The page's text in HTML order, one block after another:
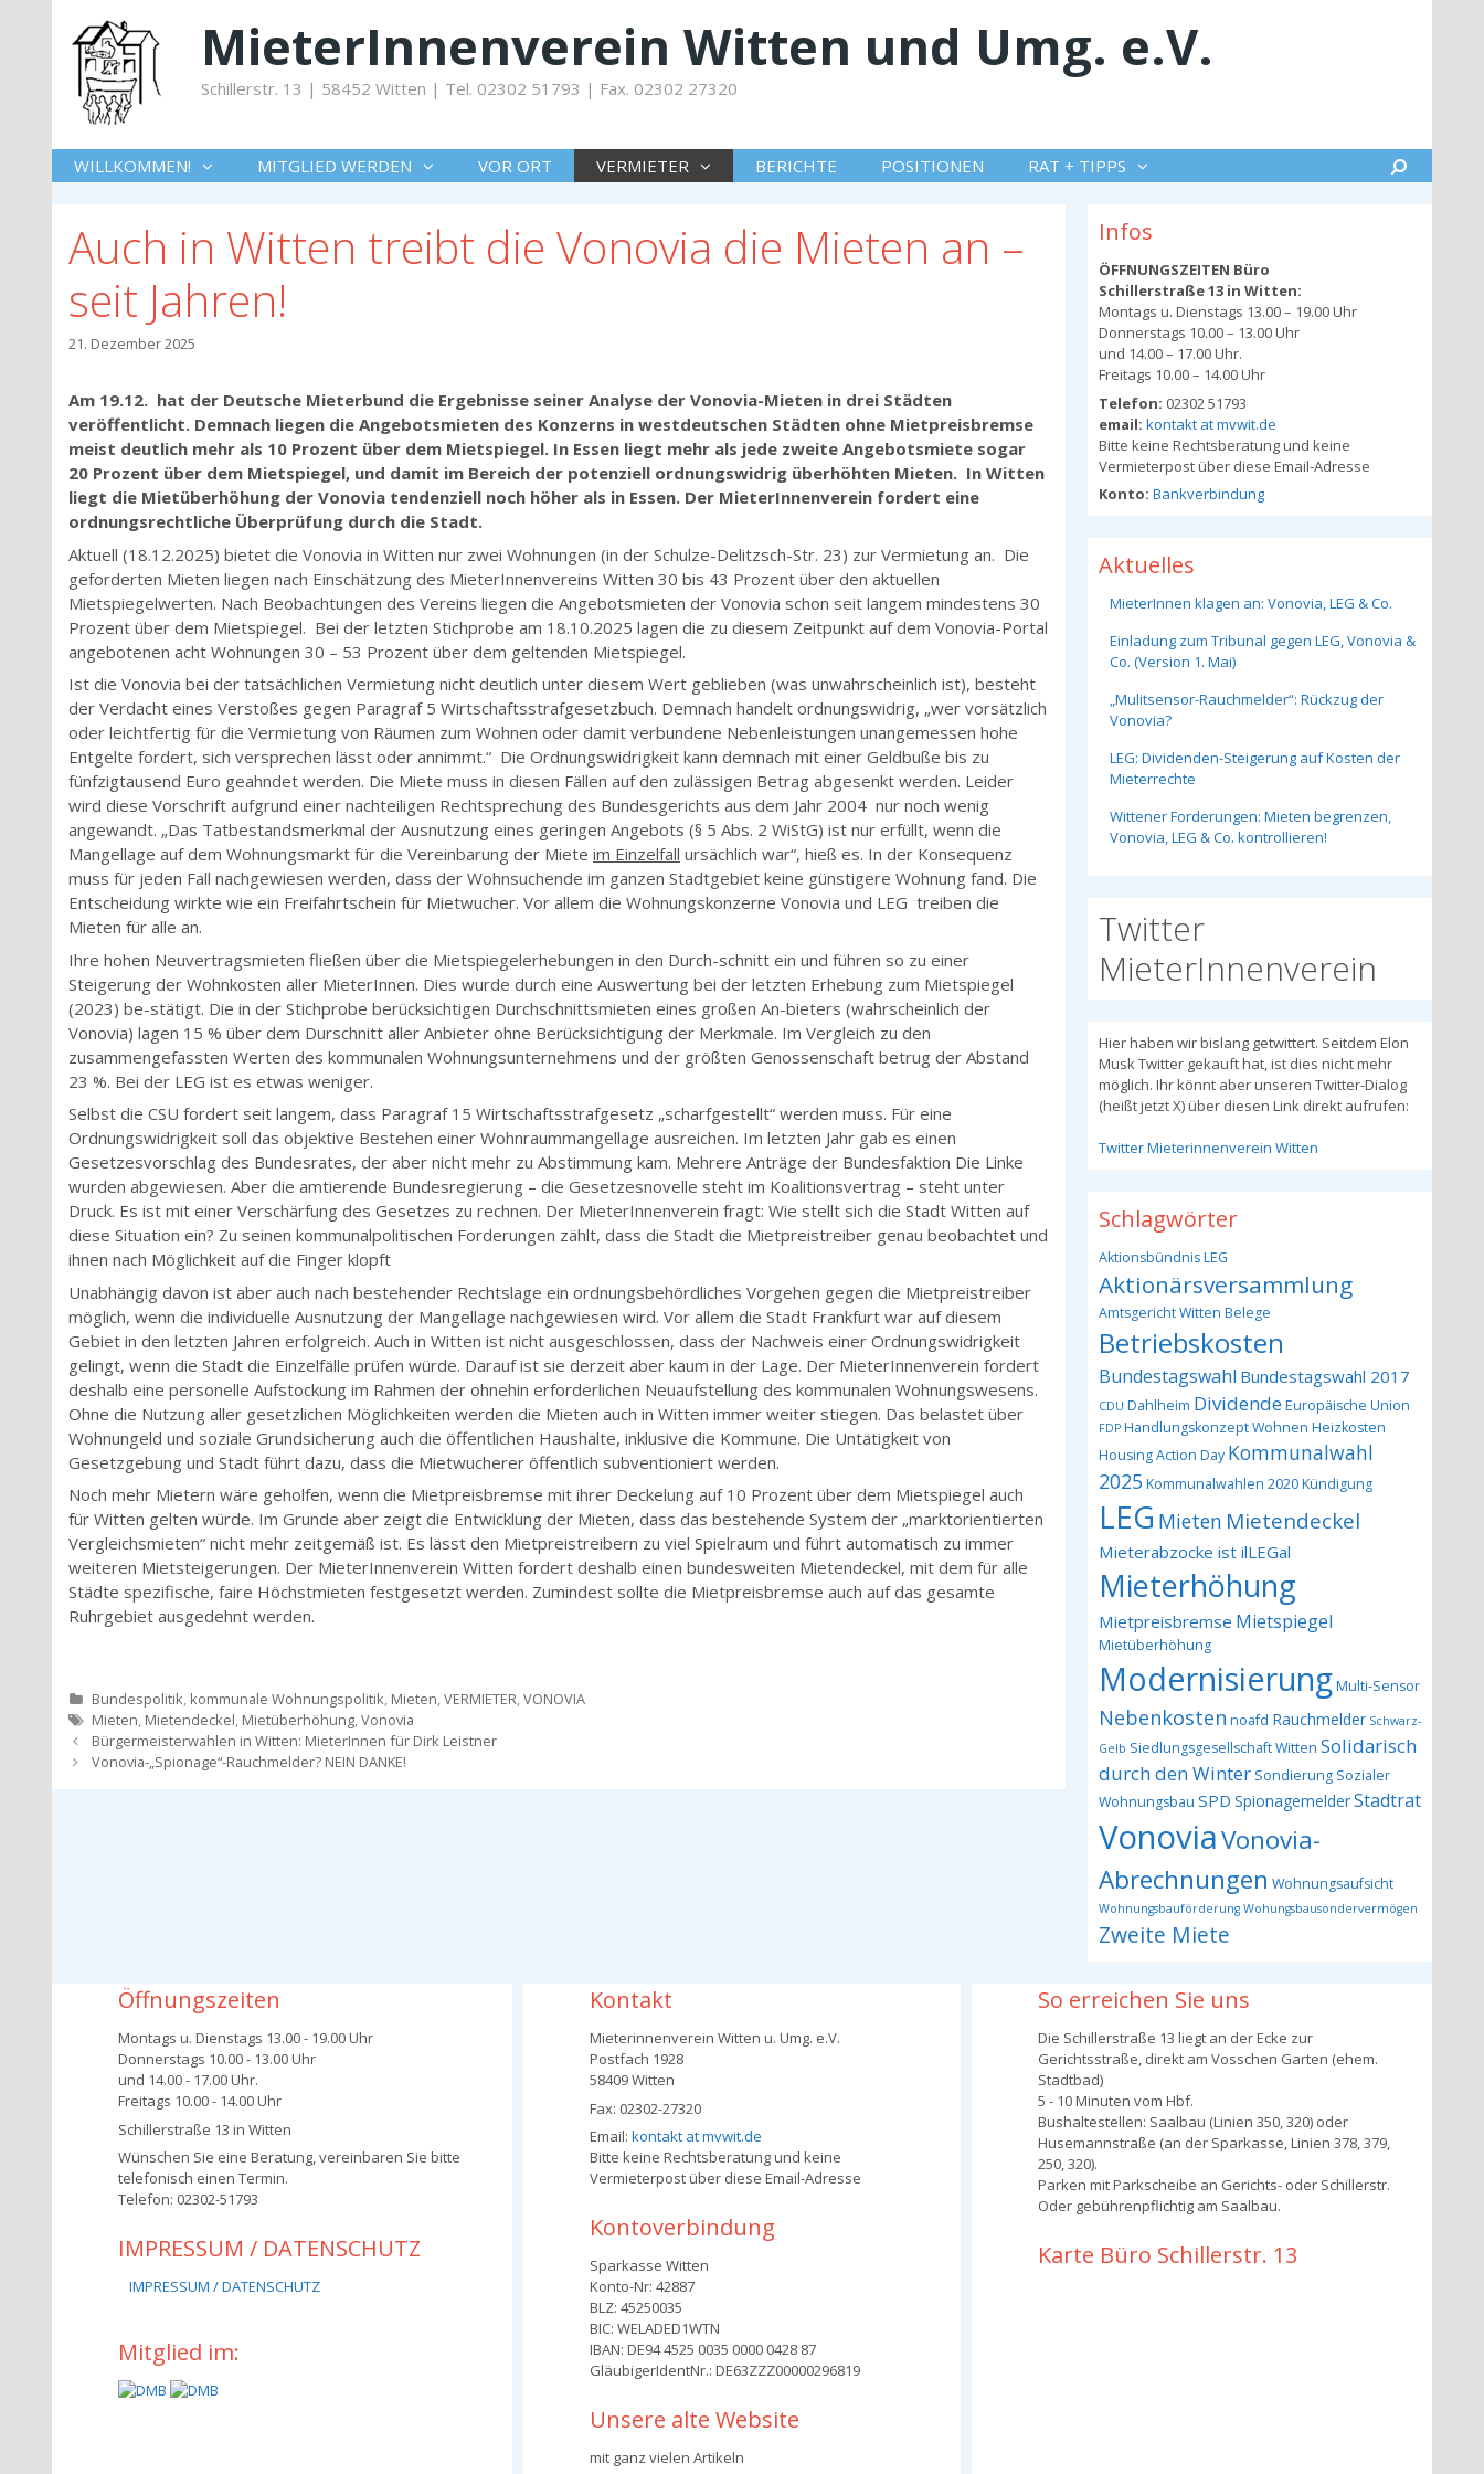
MieterInnenverein Witten und Umg. e.V.
Schillerstr. 13 | 58452 Witten | Tel. 02302 51793 | Fax. 02302 27320
WILLKOMMEN! MITGLIED WERDEN VOR ORT VERMIETER BERICHTE POSITIONEN RAT + TIPPS
Auch in Witten treibt die Vonovia die Mieten an –
seit Jahren!
21. Dezember 2025
Am 19.12. hat der Deutsche Mieterbund die Ergebnisse seiner Analyse der Vonovia-Mieten in drei Städten
veröffentlicht. Demnach liegen die Angebotsmieten des Konzerns in westdeutschen Städten ohne Mietpreisbremse
meist deutlich mehr als 10 Prozent über dem Mietspiegel. In Essen liegt mehr als jede zweite Angebotsmiete sogar
20 Prozent über dem Mietspiegel, und damit im Bereich der potenziell ordnungswidrig überhöhten Mieten. In Witten
liegt die Mietüberhöhung der Vonovia tendenziell noch höher als in Essen. Der MieterInnenverein fordert eine
ordnungsrechtliche Überprüfung durch die Stadt.
Aktuell (18.12.2025) bietet die Vonovia in Witten nur zwei Wohnungen (in der Schulze-Delitzsch-Str. 23) zur Vermietung an. Die
geforderten Mieten liegen nach Einschätzung des MieterInnenvereins Witten 30 bis 43 Prozent über den aktuellen
Mietspiegelwerten. Nach Beobachtungen des Vereins liegen die Angebotsmieten der Vonovia schon seit langem mindestens 30
Prozent über dem Mietspiegel. Bei der letzten Stichprobe am 18.10.2025 lagen die zu diesem Zeitpunkt auf dem Vonovia-Portal
angebotenen acht Wohnungen 30 – 53 Prozent über dem geltenden Mietspiegel.
Ist die Vonovia bei der tatsächlichen Vermietung nicht deutlich unter diesem Wert geblieben (was unwahrscheinlich ist), besteht
der Verdacht eines Verstoßes gegen Paragraf 5 Wirtschaftsstrafgesetzbuch. Demnach handelt ordnungswidrig, „wer vorsätzlich
oder leichtfertig für die Vermietung von Räumen zum Wohnen oder damit verbundene Nebenleistungen unangemessen hohe
Entgelte fordert, sich versprechen lässt oder annimmt.“ Die Ordnungswidrigkeit kann demnach mit einer Geldbuße bis zu
fünfzigtausend Euro geahndet werden. Die Miete muss in diesen Fällen auf den zulässigen Betrag abgesenkt werden. Leider
wird diese Vorschrift aufgrund einer nachteiligen Rechtsprechung des Bundesgerichts aus dem Jahr 2004 nur noch wenig
angewandt. „Das Tatbestandsmerkmal der Ausnutzung eines geringen Angebots (§ 5 Abs. 2 WiStG) ist nur erfüllt, wenn die
Mangellage auf dem Wohnungsmarkt für die Vereinbarung der Miete im Einzelfall ursächlich war“, hieß es. In der Konsequenz
muss für jeden Fall nachgewiesen werden, dass der Wohnsuchende im ganzen Stadtgebiet keine günstigere Wohnung fand. Die
Entscheidung wirkte wie ein Freifahrtschein für Mietwucher. Vor allem die Wohnungskonzerne Vonovia und LEG treiben die
Mieten für alle an.
Ihre hohen Neuvertragsmieten fließen über die Mietspiegelerhebungen in den Durch-schnitt ein und führen so zu einer
Steigerung der Wohnkosten aller MieterInnen. Dies wurde durch eine Auswertung bei der letzten Erhebung zum Mietspiegel
(2023) be-stätigt. Die in der Stichprobe berücksichtigen Durchschnittsmieten eines großen An-bieters (wahrscheinlich der
Vonovia) lagen 15 % über dem Durschnitt aller Anbieter ohne Berücksichtigung der Merkmale. Im Vergleich zu den
zusammengefassten Werten des kommunalen Wohnungsunternehmens und der größten Genossenschaft betrug der Abstand
23 %. Bei der LEG ist es etwas weniger.
Selbst die CSU fordert seit langem, dass Paragraf 15 Wirtschaftsstrafgesetz „scharfgestellt“ werden muss. Für eine
Ordnungswidrigkeit soll das objektive Bestehen einer Wohnraummangellage ausreichen. Im letzten Jahr gab es einen
Gesetzesvorschlag des Bundesrates, der aber nicht mehr zu Abstimmung kam. Mehrere Anträge der Bundesfaktion Die Linke
wurden abgewiesen. Aber die amtierende Bundesregierung – die Gesetzesnovelle steht im Koalitionsvertrag – steht unter
Druck. Es ist mit einer Verschärfung des Gesetzes zu rechnen. Der MieterInnenverein fragt: Wie stellt sich die Stadt Witten auf
diese Situation ein? Zu seinen kommunalpolitischen Forderungen zählt, dass die Stadt die Mietpreistreiber genau beobachtet und
ihnen nach Möglichkeit auf die Finger klopft
Unabhängig davon ist aber auch nach bestehender Rechtslage ein ordnungsbehördliches Vorgehen gegen die Mietpreistreiber
möglich, wenn die individuelle Ausnutzung der Mangellage nachgewiesen wird. Vor allem die Stadt Frankfurt war auf diesem
Gebiet in den letzten Jahren erfolgreich. Auch in Witten ist nicht ausgeschlossen, dass der Nachweis einer Ordnungswidrigkeit
gelingt, wenn die Stadt die Einzelfälle prüfen würde. Darauf ist sie derzeit aber kaum in der Lage. Der MieterInnenverein fordert
deshalb eine personelle Aufstockung im Rahmen der ohnehin erforderlichen Neuaufstellung des kommunalen Wohnungswesens.
Ohne die Nutzung aller gesetzlichen Möglichkeiten werden die Mieten auch in Witten immer weiter stiegen. Das belastet über
Wohnungeld und soziale Grundsicherung auch die öffentlichen Haushalte, inklusive die Kommune. Die Untätigkeit von
Gesetzgebung und Stadt führt dazu, dass die Mietwucherer öffentlich subventioniert werden.
Noch mehr Mietern wäre geholfen, wenn die Mietpreisbremse mit ihrer Deckelung auf 10 Prozent über dem Mietspiegel auch
für Witten gelten würde. Im Grunde aber zeigt die Entwicklung der Mieten, dass das bestehende System der „marktorientierten
Vergleichsmieten“ nicht mehr zeitgemäß ist. Es lässt den Mietpreistreibern zu viel Spielraum und führt automatisch zu immer
weiteren Mietsteigerungen. Der MieterInnenverein Witten fordert deshalb einen bundesweiten Mietendeckel, mit dem für alle
Städte spezifische, faire Höchstmieten festgesetzt werden. Zumindest sollte die Mietpreisbremse auch auf das gesamte
Ruhrgebiet ausgedehnt werden.
Kategorien
Bundespolitik, kommunale Wohnungspolitik, Mieten,VERMIETER,VONOVIA
Tags
Mieten, Mietendeckel, Mietüberhöhung,Vonovia
Beitrags-
Navigation
Bürgermeisterwahlen in Witten: MieterInnen für Dirk Leistner
Vonovia-„Spionage“-Rauchmelder? NEIN DANKE!
Infos
ÖFFNUNGSZEITEN Büro
Schillerstraße 13 in Witten:
Montags u. Dienstags 13.00 – 19.00 Uhr
Donnerstags 10.00 – 13.00 Uhr
und 14.00 – 17.00 Uhr.
Freitags 10.00 – 14.00 Uhr
Telefon: 02302 51793
email: kontakt at mvwit.de
Bitte keine Rechtsberatung und keine
Vermieterpost über diese Email-Adresse
Konto: Bankverbindung
Aktuelles
MieterInnen klagen an: Vonovia, LEG & Co.
Einladung zum Tribunal gegen LEG, Vonovia &
Co. (Version 1. Mai)
„Mulitsensor-Rauchmelder“: Rückzug der
Vonovia?
LEG: Dividenden-Steigerung auf Kosten der
Mieterrechte
Wittener Forderungen: Mieten begrenzen,
Vonovia, LEG & Co. kontrollieren!
Twitter
MieterInnenverein
Hier haben wir bislang getwittert. Seitdem Elon
Musk Twitter gekauft hat, ist dies nicht mehr
möglich. Ihr könnt aber unseren Twitter-Dialog
(heißt jetzt X) über diesen Link direkt aufrufen:
Twitter Mieterinnenverein Witten
Schlagwörter
Aktionsbündnis LEG
Aktionärsversammlung
Amtsgericht Witten Belege
Betriebskosten
Bundestagswahl Bundestagswahl 2017
CDU Dahlheim Dividende Europäische Union
FDP Handlungskonzept Wohnen Heizkosten
Housing Action Day Kommunalwahl
2025 Kommunalwahlen 2020 Kündigung
LEG Mieten Mietendeckel
Mieterabzocke ist ilLEGal
Mieterhöhung
Mietpreisbremse Mietspiegel
Mietüberhöhung
Modernisierung Multi-Sensor
Nebenkosten noafd Rauchmelder Schwarz-
Gelb Siedlungsgesellschaft Witten Solidarisch
durch den Winter Sondierung Sozialer
Wohnungsbau SPD SpionagemelderStadtrat
VonoviaVonovia-
Abrechnungen Wohnungsaufsicht
Wohnungsbauförderung Wohungsbausondervermögen
Zweite Miete
Öffnungszeiten
Montags u. Dienstags 13.00 - 19.00 Uhr
Donnerstags 10.00 - 13.00 Uhr
und 14.00 - 17.00 Uhr.
Freitags 10.00 - 14.00 Uhr
Schillerstraße 13 in Witten
Wünschen Sie eine Beratung, vereinbaren Sie bitte
telefonisch einen Termin.
Telefon: 02302-51793
IMPRESSUM / DATENSCHUTZ
IMPRESSUM / DATENSCHUTZ
Mitglied im:
Kontakt
Mieterinnenverein Witten u. Umg. e.V.
Postfach 1928
58409 Witten
Fax: 02302-27320
Email: kontakt at mvwit.de
Bitte keine Rechtsberatung und keine
Vermieterpost über diese Email-Adresse
Kontoverbindung
Sparkasse Witten
Konto-Nr: 42887
BLZ: 45250035
BIC: WELADED1WTN
IBAN: DE94 4525 0035 0000 0428 87
GläubigerIdentNr.: DE63ZZZ00000296819
Unsere alte Website
mit ganz vielen Artikeln
So erreichen Sie uns
Die Schillerstraße 13 liegt an der Ecke zur
Gerichtsstraße, direkt am Vosschen Garten (ehem.
Stadtbad)
5 - 10 Minuten vom Hbf.
Bushaltestellen: Saalbau (Linien 350, 320) oder
Husemannstraße (an der Sparkasse, Linien 378, 379,
250, 320).
Parken mit Parkscheibe an Gerichts- oder Schillerstr.
Oder gebührenpflichtig am Saalbau.
Karte Büro Schillerstr. 13